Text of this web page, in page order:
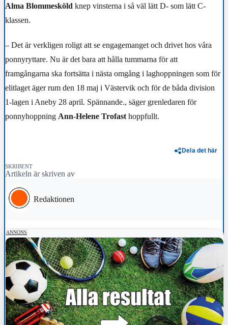
Alma Blommesköld knep vinsterna i så väl lätt D- som lätt C-
klassen.
– Det är verkligen roligt att se engagemanget och drivet hos våra
ponnyryttare. Nu är det bara att hålla tummarna för att
framgångarna ska fortsätta i nästa omgång i laghoppningen som för
elitlaget äger rum den 18 maj i Västervik och för de båda division
1-lagen i Aneby 28 april. Spännande., säger grenledaren för
ponnyhoppning Ann-Helene Trofast hoppfullt.
Dela det här
SKRIBENT
Artikeln är skriven av
Redaktionen
ANNONS